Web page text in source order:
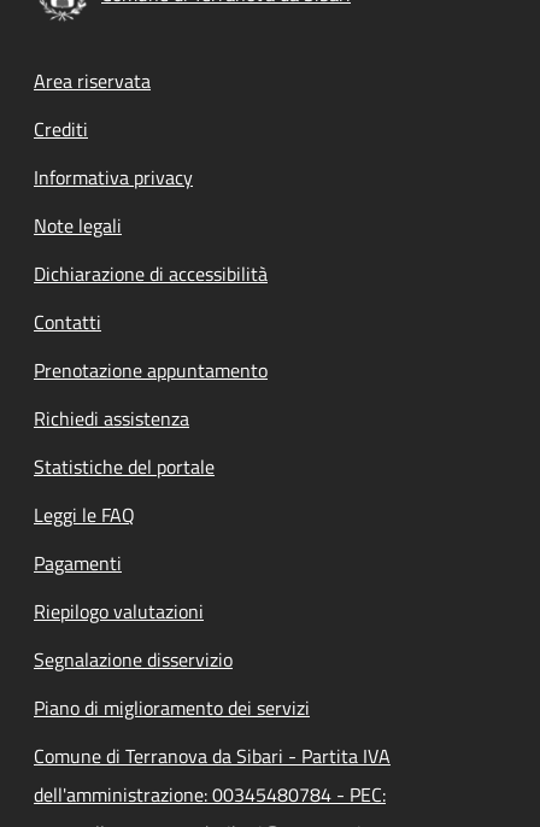
Footer menu
Area riservata
Crediti
Informativa privacy
Note legali
Dichiarazione di accessibilità
Contatti
Prenotazione appuntamento
Richiedi assistenza
Statistiche del portale
Leggi le FAQ
Pagamenti
Riepilogo valutazioni
Segnalazione disservizio
Piano di miglioramento dei servizi
Comune di Terranova da Sibari - Partita IVA
dell'amministrazione: 00345480784 - PEC: